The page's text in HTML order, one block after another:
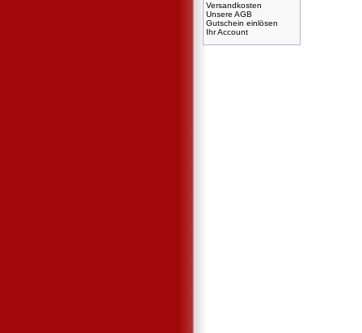
Versandkosten
Unsere AGB
Gutschein einlösen
Ihr Account